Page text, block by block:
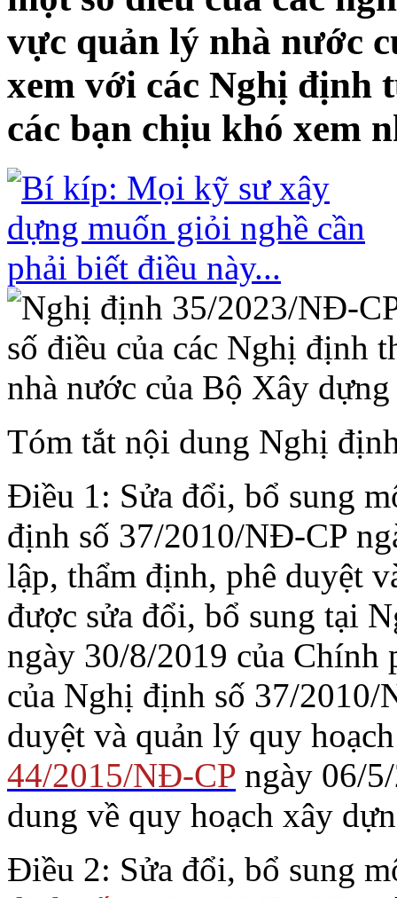
vực quản lý nhà nước
xem với các Nghị định
các bạn chịu khó xem
Tóm tắt nội dung Nghị
Điều 1: Sửa đổi, bổ sung
định số 37/2010/NĐ-CP
lập, thẩm định, phê duyệt
được sửa đổi, bổ sung tại
ngày 30/8/2019 của Chính
của Nghị định số 37/
duyệt và quản lý quy
44/2015/NĐ-CP ngày 06/
dung về quy hoạch xây
Điều 2: Sửa đổi, bổ sung